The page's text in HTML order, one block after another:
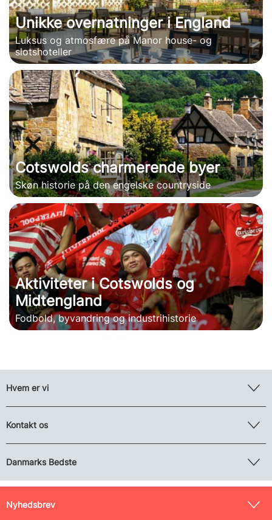
Unikke overnatninger i England
Luksus og atmosfære på Manor house- og
slotshoteller
Cotswolds charmerende byer
Skøn historie på den engelske countryside
Aktiviteter i Cotswolds og
Midtengland
Fodbold, byvandring og industrihistorie
Hvem er vi
Kontakt os
Danmarks Bedste
Nyhedsbrev